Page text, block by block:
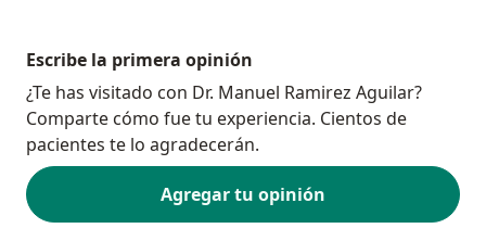
Escribe la primera opinión
¿Te has visitado con Dr. Manuel Ramirez Aguilar?
Comparte cómo fue tu experiencia. Cientos de
pacientes te lo agradecerán.
Agregar tu opinión